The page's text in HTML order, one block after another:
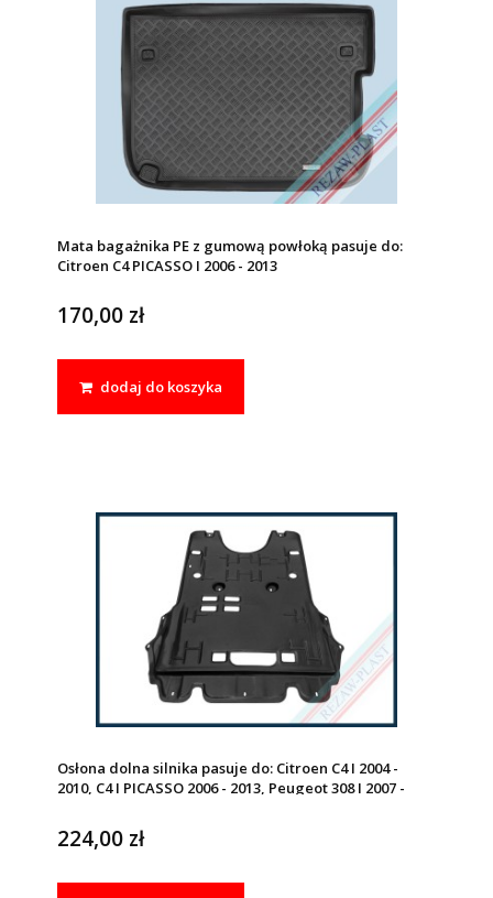
Mata bagażnika PE z gumową powłoką pasuje do:
Citroen C4 PICASSO I 2006 - 2013
170,00 zł
dodaj do koszyka
Osłona dolna silnika pasuje do: Citroen C4 I 2004 -
2010, C4 I PICASSO 2006 - 2013, Peugeot 308 I 2007 -
224,00 zł